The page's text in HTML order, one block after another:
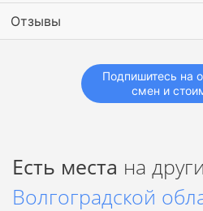
Отзывы
Подпишитесь на
смен и
Есть места на
Волгоградской